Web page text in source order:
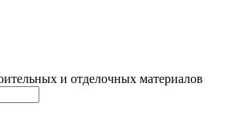
и отделочных материалов